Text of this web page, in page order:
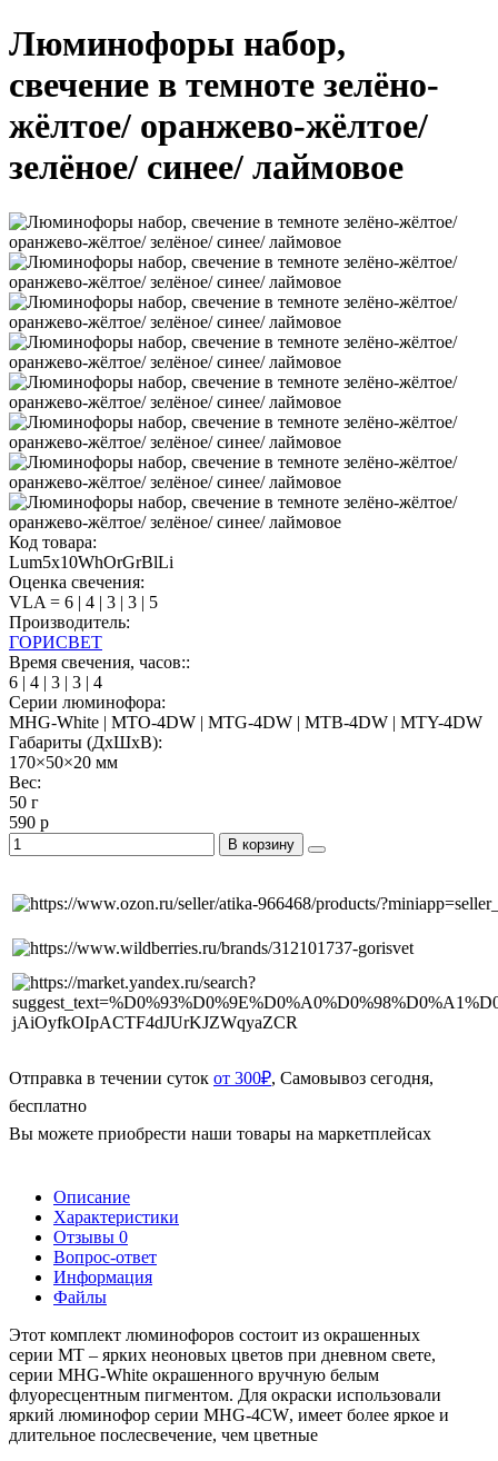
Люминофоры набор,
свечение в темноте зелёно-
жёлтое/ оранжево-жёлтое/
зелёное/ синее/ лаймовое
Код товара:
Lum5x10WhOrGrBlLi
Оценка свечения:
VLA = 6 | 4 | 3 | 3 | 5
Производитель:
ГОРИСВЕТ
Время свечения, часов::
6 | 4 | 3 | 3 | 4
Серии люминофора:
MHG-White | MTO-4DW | MTG-4DW | MTB-4DW | MTY-4DW
Габариты (ДхШхВ):
170×50×20 мм
Вес:
50 г
590 р
В корзину
Отправка в течении суток от 300₽, Самовывоз сегодня,
бесплатно
Вы можете приобрести наши товары на маркетплейсах
Описание
Характеристики
Отзывы 0
Вопрос-ответ
Информация
Файлы
Этот комплект люминофоров состоит из окрашенных
серии MT – ярких неоновых цветов при дневном свете,
серии MHG-White окрашенного вручную белым
флуоресцентным пигментом. Для окраски использовали
яркий люминофор серии MHG-4CW, имеет более яркое и
длительное послесвечение, чем цветные